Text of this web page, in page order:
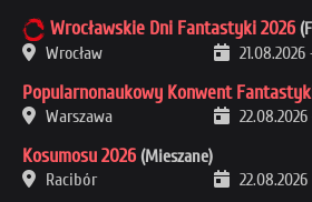
Wrocławskie Dni Fantastyki 2026
Wrocław
21.08.2026
Popularnonaukowy Konwent
Warszawa
22.08.2026
Kosumosu 2026 (Mieszane)
Racibór
22.08.2026